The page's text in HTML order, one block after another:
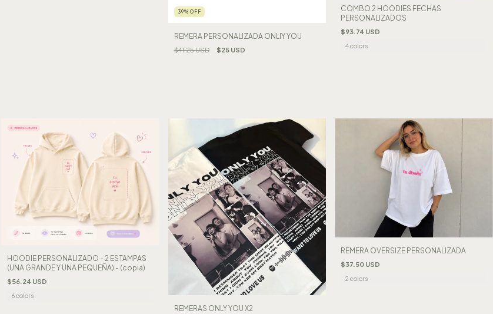
39% OFF
REMERA PERSONALIZADA ONLIY YOU
$41.25 USD $25 USD
COMBO 2 HOODIES FECHAS
PERSONALIZADOS
$93.74 USD
4 colors
HOODIE PERSONALIZADO - 2 ESTAMPAS
(UNA GRANDE Y UNA PEQUEÑA) - (copia)
$56.24 USD
6 colors
REMERAS ONLY YOU X2
REMERA OVERSIZE PERSONALIZADA
$37.50 USD
2 colors